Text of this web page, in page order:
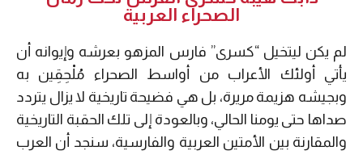
الصحراء العربية
لم يكن ليتخيل “كسرى” فارس المزهو بعرشه وإيوانه أن
يأتي أولئك الأعراب من أواسط الصحراء مُلْحِقِين به
وبجيشه هزيمة مريرة، بل هي فضيحة تاريخية لا يزال يتردد
صداها حتى يومنا الحالي، وبالعودة إلى تلك الحقبة التاريخية
والمقارنة بين الأمتين العربية والفارسية، سنجد أن العرب